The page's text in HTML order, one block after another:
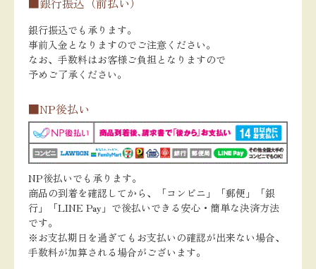
銀行振込でも承ります。
事前入金となりますのでご注意ください。
なお、手数料はお客様ご負担となりますので
予めご了承ください。
■NP後払い
NP後払いでも承ります。
商品の到着を確認してから、「コンビニ」「郵便」「銀
行」「LINE Pay」で後払いできる安心・簡単な決済方法
です。
※お支払期日を過ぎてもお支払いの確認が出来ない場合、
手数料が加算される場合がございます。